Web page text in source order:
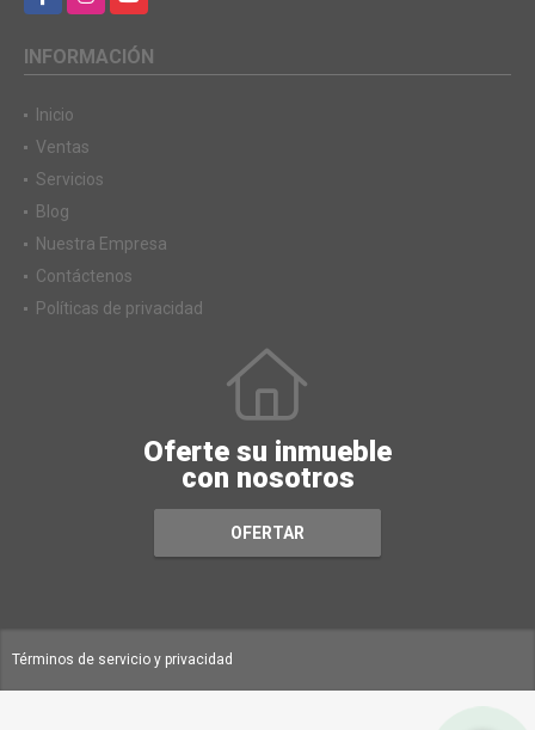
INFORMACIÓN
Inicio
Ventas
Servicios
Blog
Nuestra Empresa
Contáctenos
Políticas de privacidad
Oferte su inmueble
con nosotros
OFERTAR
Términos de servicio y privacidad